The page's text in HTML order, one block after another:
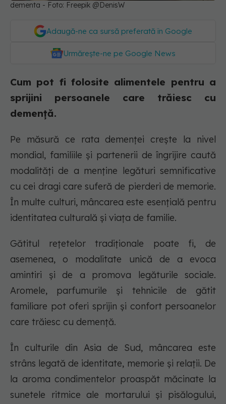
dementa - Foto: Freepik @DenisW
Adaugă-ne ca sursă preferată în Google
Urmărește-ne pe Google News
Cum pot fi folosite alimentele pentru a
sprijini persoanele care trăiesc cu
demență.
Pe măsură ce rata demenței crește la nivel
mondial, familiile și partenerii de îngrijire caută
modalități de a menține legături semnificative
cu cei dragi care suferă de pierderi de memorie.
În multe culturi, mâncarea este esențială pentru
identitatea culturală și viața de familie.
Gătitul rețetelor tradiționale poate fi, de
asemenea, o modalitate unică de a evoca
amintiri și de a promova legăturile sociale.
Aromele, parfumurile și tehnicile de gătit
familiare pot oferi sprijin și confort persoanelor
care trăiesc cu demență.
În culturile din Asia de Sud, mâncarea este
strâns legată de identitate, memorie și relații. De
la aroma condimentelor proaspăt măcinate la
sunetele ritmice ale mortarului și pisălogului,